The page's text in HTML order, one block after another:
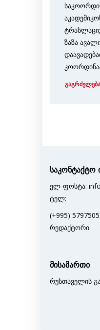
ზაზა
გაგრძელება
საკონტაქტო
ელ-ფოსტა:
ტელ:
(+995)
რედაქტორი
მისამართი
რუსთაველის